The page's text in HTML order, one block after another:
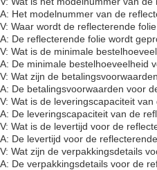
A: Het modelnummer van de
V: Waar wordt de reflecterende
A: De reflecterende folie wordt
V: Wat is de minimale
A: De minimale bestelhoeveelheid
V: Wat zijn de
A: De betalingsvoorwaarden voor
V: Wat is de leveringscapaciteit
A: De leveringscapaciteit van de
V: Wat is de levertijd voor de
A: De levertijd voor de
V: Wat zijn de verpakkingsdetails
A: De verpakkingsdetails voor de